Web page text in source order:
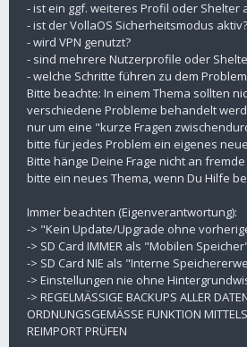
- ist ein ggf. weiteres Profil oder Shelter
- ist der VollaOS Sicherheitsmodus aktiv?
- wird VPN genutzt?
- sind mehrere Nutzerprofile oder
- welche Schritte führen zu dem
Bitte beachte: In einem Thema sollten
verschiedene Probleme behandelt
nur um eine "kurze Fragen
bitte für jedes Problem ein eigenes
Bitte hänge Deine Frage nicht an
bitte ein neues Thema, wenn Du Hilfe
Immer beachten (Eigenverantwortung):
-> "Kein Update/Upgrade ohne
-> SD Card IMMER als "Mobilen
-> SD Card NIE als "Interne
-> Einstellungen nie ohne
-> REGELMÄSSIGE BACKUPS ALLER
ORDNUNGSGEMÄSSE FUNKTION
REIMPORT PRÜFEN